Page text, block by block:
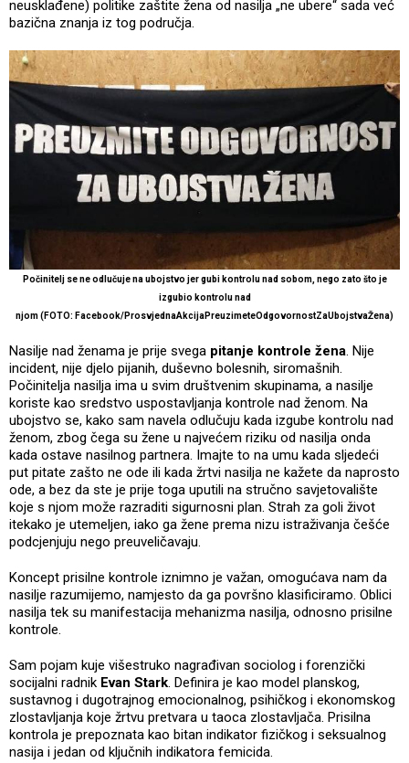
neusklađene) politike zaštite žena od nasilja „ne ubere“ sada već
bazična znanja iz tog područja.
Počinitelj se ne odlučuje na ubojstvo jer gubi kontrolu nad sobom, nego zato što je
izgubio kontrolu nad
njom (FOTO: Facebook/ProsvjednaAkcijaPreuzimeteOdgovornostZaUbojstvaŽena)
Nasilje nad ženama je prije svega pitanje kontrole žena. Nije
incident, nije djelo pijanih, duševno bolesnih, siromašnih.
Počinitelja nasilja ima u svim društvenim skupinama, a nasilje
koriste kao sredstvo uspostavljanja kontrole nad ženom. Na
ubojstvo se, kako sam navela odlučuju kada izgube kontrolu nad
ženom, zbog čega su žene u najvećem riziku od nasilja onda
kada ostave nasilnog partnera. Imajte to na umu kada sljedeći
put pitate zašto ne ode ili kada žrtvi nasilja ne kažete da naprosto
ode, a bez da ste je prije toga uputili na stručno savjetovalište
koje s njom može razraditi sigurnosni plan. Strah za goli život
itekako je utemeljen, iako ga žene prema nizu istraživanja češće
podcjenjuju nego preuveličavaju.
Koncept prisilne kontrole iznimno je važan, omogućava nam da
nasilje razumijemo, namjesto da ga površno klasificiramo. Oblici
nasilja tek su manifestacija mehanizma nasilja, odnosno prisilne
kontrole.
Sam pojam kuje višestruko nagrađivan sociolog i forenzički
socijalni radnik Evan Stark. Definira je kao model planskog,
sustavnog i dugotrajnog emocionalnog, psihičkog i ekonomskog
zlostavljanja koje žrtvu pretvara u taoca zlostavljača. Prisilna
kontrola je prepoznata kao bitan indikator fizičkog i seksualnog
nasija i jedan od ključnih indikatora femicida.